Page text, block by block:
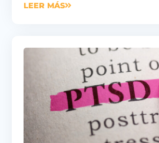
LEER MÁS